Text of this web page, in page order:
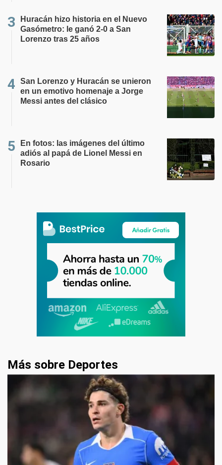
Huracán hizo historia en el Nuevo
Gasómetro: le ganó 2-0 a San
Lorenzo tras 25 años
San Lorenzo y Huracán se unieron
en un emotivo homenaje a Jorge
Messi antes del clásico
En fotos: las imágenes del último
adiós al papá de Lionel Messi en
Rosario
Más sobre Deportes